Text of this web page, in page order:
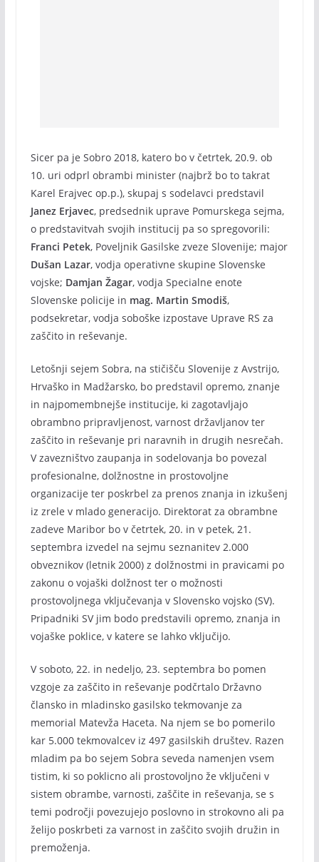
Sicer pa je Sobro 2018, katero bo v četrtek, 20.9. ob
10. uri odprl obrambi minister (najbrž bo to takrat
Karel Erajvec op.p.), skupaj s sodelavci predstavil
Janez Erjavec, predsednik uprave Pomurskega sejma,
o predstavitvah svojih institucij pa so spregovorili:
Franci Petek, Poveljnik Gasilske zveze Slovenije; major
Dušan Lazar, vodja operativne skupine Slovenske
vojske; Damjan Žagar, vodja Specialne enote
Slovenske policije in mag. Martin Smodiš,
podsekretar, vodja soboške izpostave Uprave RS za
zaščito in reševanje.
Letošnji sejem Sobra, na stičišču Slovenije z Avstrijo,
Hrvaško in Madžarsko, bo predstavil opremo, znanje
in najpomembnejše institucije, ki zagotavljajo
obrambno pripravljenost, varnost državljanov ter
zaščito in reševanje pri naravnih in drugih nesrečah.
V zavezništvo zaupanja in sodelovanja bo povezal
profesionalne, dolžnostne in prostovoljne
organizacije ter poskrbel za prenos znanja in izkušenj
iz zrele v mlado generacijo. Direktorat za obrambne
zadeve Maribor bo v četrtek, 20. in v petek, 21.
septembra izvedel na sejmu seznanitev 2.000
obveznikov (letnik 2000) z dolžnostmi in pravicami po
zakonu o vojaški dolžnost ter o možnosti
prostovoljnega vključevanja v Slovensko vojsko (SV).
Pripadniki SV jim bodo predstavili opremo, znanja in
vojaške poklice, v katere se lahko vključijo.
V soboto, 22. in nedeljo, 23. septembra bo pomen
vzgoje za zaščito in reševanje podčrtalo Državno
člansko in mladinsko gasilsko tekmovanje za
memorial Matevža Haceta. Na njem se bo pomerilo
kar 5.000 tekmovalcev iz 497 gasilskih društev. Razen
mladim pa bo sejem Sobra seveda namenjen vsem
tistim, ki so poklicno ali prostovoljno že vključeni v
sistem obrambe, varnosti, zaščite in reševanja, se s
temi področji povezujejo poslovno in strokovno ali pa
želijo poskrbeti za varnost in zaščito svojih družin in
premoženja.